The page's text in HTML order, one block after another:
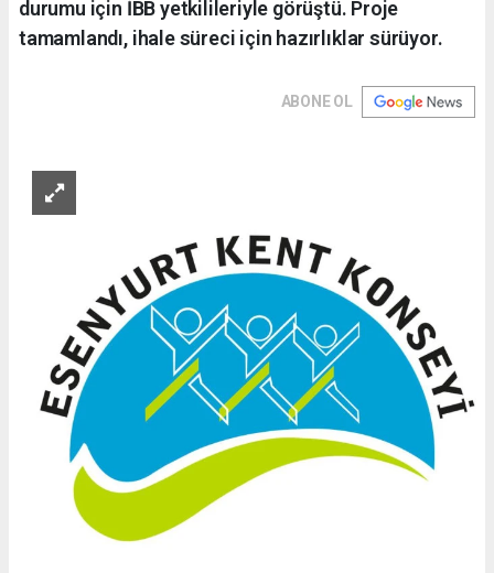
durumu için İBB yetkilileriyle görüştü. Proje
tamamlandı, ihale süreci için hazırlıklar sürüyor.
ABONE OL